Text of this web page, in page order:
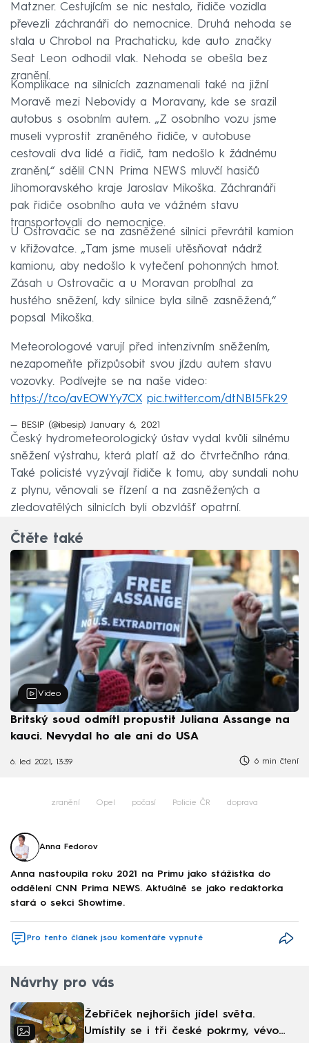
Matzner. Cestujícím se nic nestalo, řidiče vozidla
převezli záchranáři do nemocnice. Druhá nehoda se
stala u Chrobol na Prachaticku, kde auto značky
Seat Leon odhodil vlak. Nehoda se obešla bez
zranění.
Komplikace na silnicích zaznamenali také na jižní
Moravě mezi Nebovidy a Moravany, kde se srazil
autobus s osobním autem. „Z osobního vozu jsme
museli vyprostit zraněného řidiče, v autobuse
cestovali dva lidé a řidič, tam nedošlo k žádnému
zranění,“ sdělil CNN Prima NEWS mluvčí hasičů
Jihomoravského kraje Jaroslav Mikoška. Záchranáři
pak řidiče osobního auta ve vážném stavu
transportovali do nemocnice.
U Ostrovačic se na zasněžené silnici převrátil kamion
v křižovatce. „Tam jsme museli utěsňovat nádrž
kamionu, aby nedošlo k vytečení pohonných hmot.
Zásah u Ostrovačic a u Moravan probíhal za
hustého sněžení, kdy silnice byla silně zasněžená,“
popsal Mikoška.
Meteorologové varují před intenzivním sněžením,
nezapomeňte přizpůsobit svou jízdu autem stavu
vozovky. Podívejte se na naše video:
https://t.co/avEOWYy7CX pic.twitter.com/dtNBI5Fk29
— BESIP (@ibesip) January 6, 2021
Český hydrometeorologický ústav vydal kvůli silnému
sněžení výstrahu, která platí až do čtvrtečního rána.
Také policisté vyzývají řidiče k tomu, aby sundali nohu
z plynu, věnovali se řízení a na zasněžených a
zledovatělých silnicích byli obzvlášť opatrní.
Čtěte také
Video
Britský soud odmítl propustit Juliana Assange na
kauci. Nevydal ho ale ani do USA
6. led 2021, 13:39 6 min čtení
zranění Opel počasí Policie ČR doprava
Anna Fedorov
Anna nastoupila roku 2021 na Primu jako stážistka do
oddělení CNN Prima NEWS. Aktuálně se jako redaktorka
stará o sekci Showtime.
Pro tento článek jsou komentáře vypnuté
Návrhy pro vás
Žebříček nejhorších jídel světa.
Umístily se i tři české pokrmy, vévodí